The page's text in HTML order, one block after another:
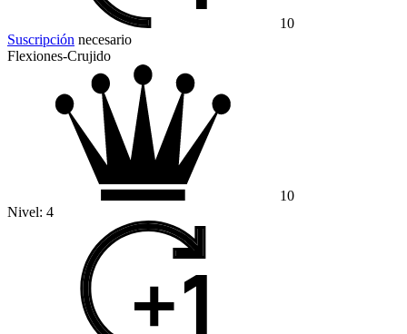
10
Suscripción necesario
Flexiones-Crujido
10
Nivel: 4